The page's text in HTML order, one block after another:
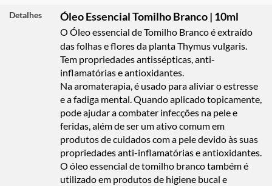
Detalhes Óleo Essencial Tomilho Branco | 10ml
O Óleo essencial de Tomilho Branco é extraído
das folhas e flores da planta Thymus vulgaris.
Tem propriedades antissépticas, anti-
inflamatórias e antioxidantes.
Na aromaterapia, é usado para aliviar o estresse
e a fadiga mental. Quando aplicado topicamente,
pode ajudar a combater infecções na pele e
feridas, além de ser um ativo comum em
produtos de cuidados com a pele devido às suas
propriedades anti-inflamatórias e antioxidantes.
O óleo essencial de tomilho branco também é
utilizado em produtos de higiene bucal e